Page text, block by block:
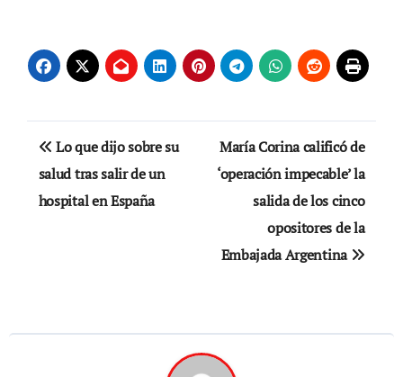
Navegación
de
entradas
Lo que dijo sobre su
salud tras salir de un
hospital en España
María Corina calificó de
‘operación impecable’ la
salida de los cinco
opositores de la
Embajada Argentina